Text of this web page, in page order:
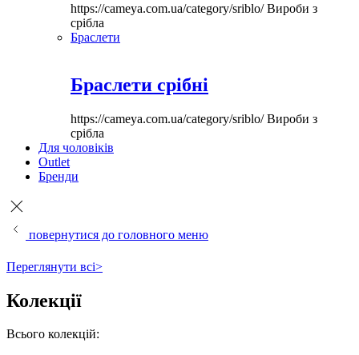
https://cameya.com.ua/category/sriblo/Вироби з
срібла
Браслети
Браслети срібні
https://cameya.com.ua/category/sriblo/Вироби з
срібла
Для чоловіків
Outlet
Бренди
повернутися до головного меню
Переглянути всі>
Колекції
Всього колекцій: